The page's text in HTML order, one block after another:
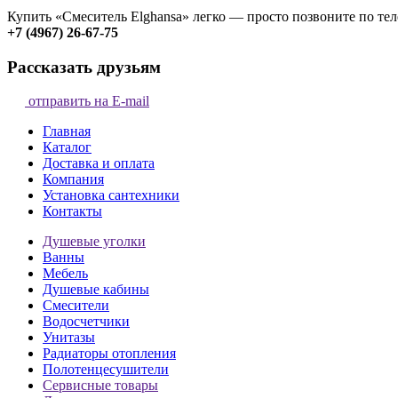
Купить «Смеситель Elghansa» легко — просто позвоните по
+7 (4967) 26-67-75
Рассказать друзьям
отправить на E-mail
Главная
Каталог
Доставка и оплата
Компания
Установка сантехники
Контакты
Душевые уголки
Ванны
Мебель
Душевые кабины
Смесители
Водосчетчики
Унитазы
Радиаторы отопления
Полотенцесушители
Сервисные товары